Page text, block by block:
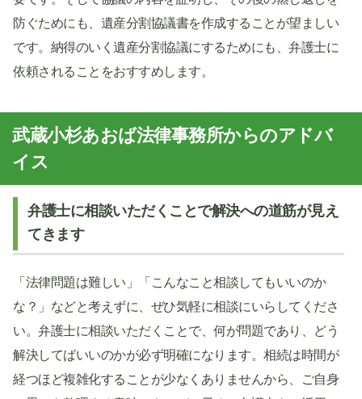
防ぐためにも、遺産分割協議書を作成することが望ましい
です。納得のいく遺産分割協議にするためにも、弁護士に
依頼されることをおすすめします。
武蔵小杉あおば法律事務所からのアドバ
イス
弁護士に相談いただくことで解決への道筋が見え
てきます
「法律問題は難しい」「こんなこと相談してもいいのか
な？」などと考えずに、ぜひ気軽に相談にいらしてくださ
い。弁護士に相談いただくことで、何が問題であり、どう
解決してばいいのかが必ず明確になります。相続は時間が
経つほど複雑化することが少なくありませんから、ご自身